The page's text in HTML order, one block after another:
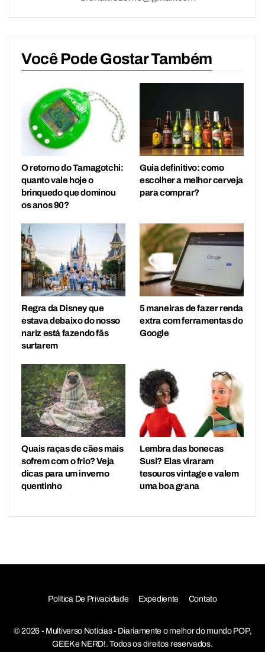
Você Pode Gostar Também
O retorno do Tamagotchi:
quanto vale hoje o
brinquedo que dominou
os anos 90?
Guia definitivo: como
escolher a melhor cerveja
para comprar?
Regra da Disney que
estava debaixo do nosso
nariz está fazendo fãs
surtarem
5 maneiras de fazer renda
extra com ferramentas do
Google
Quais raças de cães mais
sofrem com o frio? Veja
dicas para um inverno
quentinho
Lembra das bonecas
Susi? Elas viraram
tesouros vintage e valem
uma boa grana
Política De Privacidade Expediente Contato
© 2026 - Multiverso Notícias - Diariamente o melhor do mundo POP,
GEEK e NERD!. Todos os direitos reservados.